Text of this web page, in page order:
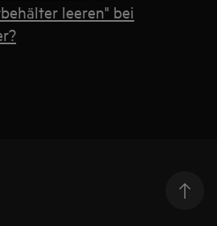
leeren" bei